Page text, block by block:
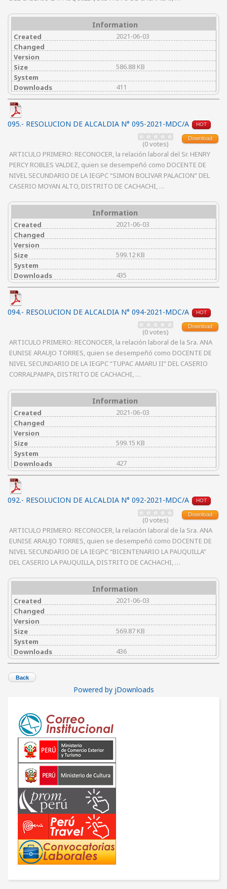
Information
Created
2021-06-03
Changed
Version
Size
586.88 KB
System
Downloads
411
095.- RESOLUCION DE ALCALDIA N° 095-2021-MDC/A HOT
Download
(0 votes)
ARTICULO PRIMERO: RECONOCER, la relación laboral del Sr. HENRY
PERCY ROBLES VALDEZ, quien se desempeñó como DOCENTE DE
NIVEL SECUNDARIO DE LA IEGPC “SIMON BOLIVAR PALACION” DEL
CASERIO MOYAN ALTO, DISTRITO DE CACHACHI, …
Information
Created
2021-06-03
Changed
Version
Size
599.12 KB
System
Downloads
435
094.- RESOLUCION DE ALCALDIA N° 094-2021-MDC/A HOT
Download
(0 votes)
ARTICULO PRIMERO: RECONOCER, la relación laboral de la Sra. ANA
EUNISE ARAUJO TORRES, quien se desempeñó como DOCENTE DE
NIVEL SECUNDARIO DE LA IEGPC “TUPAC AMARU II” DEL CASERIO
CORRALPAMPA, DISTRITO DE CACHACHI, …
Information
Created
2021-06-03
Changed
Version
Size
599.15 KB
System
Downloads
427
092.- RESOLUCION DE ALCALDIA N° 092-2021-MDC/A HOT
Download
(0 votes)
ARTICULO PRIMERO: RECONOCER, la relación laboral de la Sra. ANA
EUNISE ARAUJO TORRES, quien se desempeñó como DOCENTE DE
NIVEL SECUNDARIO DE LA IEGPC “BICENTENARIO LA PAUQUILLA”
DEL CASERIO LA PAUQUILLA, DISTRITO DE CACHACHI, …
Information
Created
2021-06-03
Changed
Version
Size
569.87 KB
System
Downloads
436
Back
Powered by jDownloads